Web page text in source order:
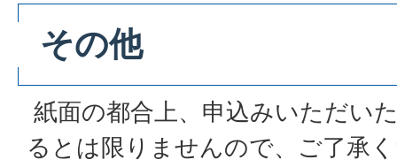
その他
紙面の都合上、申込みいただい
るとは限りませんので、ご了承